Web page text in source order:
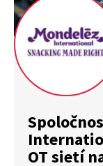
OT sietí